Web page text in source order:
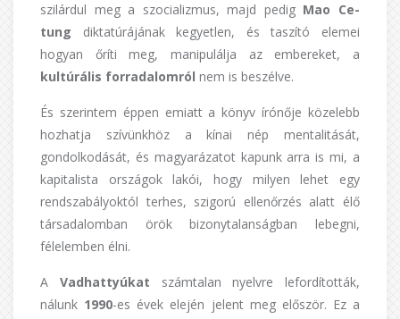
szilárdul meg a szocializmus, majd pedig Mao Ce-
tung diktatúrájának kegyetlen, és taszító elemei
hogyan őríti meg, manipulálja az embereket, a
kultúrális forradalomról nem is beszélve.
És szerintem éppen emiatt a könyv írónője közelebb
hozhatja szívünkhöz a kínai nép mentalitását,
gondolkodását, és magyarázatot kapunk arra is mi, a
kapitalista országok lakói, hogy milyen lehet egy
rendszabályoktól terhes, szigorú ellenőrzés alatt élő
társadalomban örök bizonytalanságban lebegni,
félelemben élni.
A Vadhattyúkat számtalan nyelvre lefordították,
nálunk 1990-es évek elején jelent meg először. Ez a